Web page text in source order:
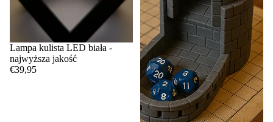
Lampa kulista LED biała -
najwyższa jakość
€39,95